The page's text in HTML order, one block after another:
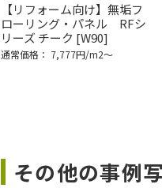
【リフォーム向け】無垢フ
ローリング・パネル RFシ
リーズ チーク [W90]
通常価格： 7,777円/m2〜
その他の事例